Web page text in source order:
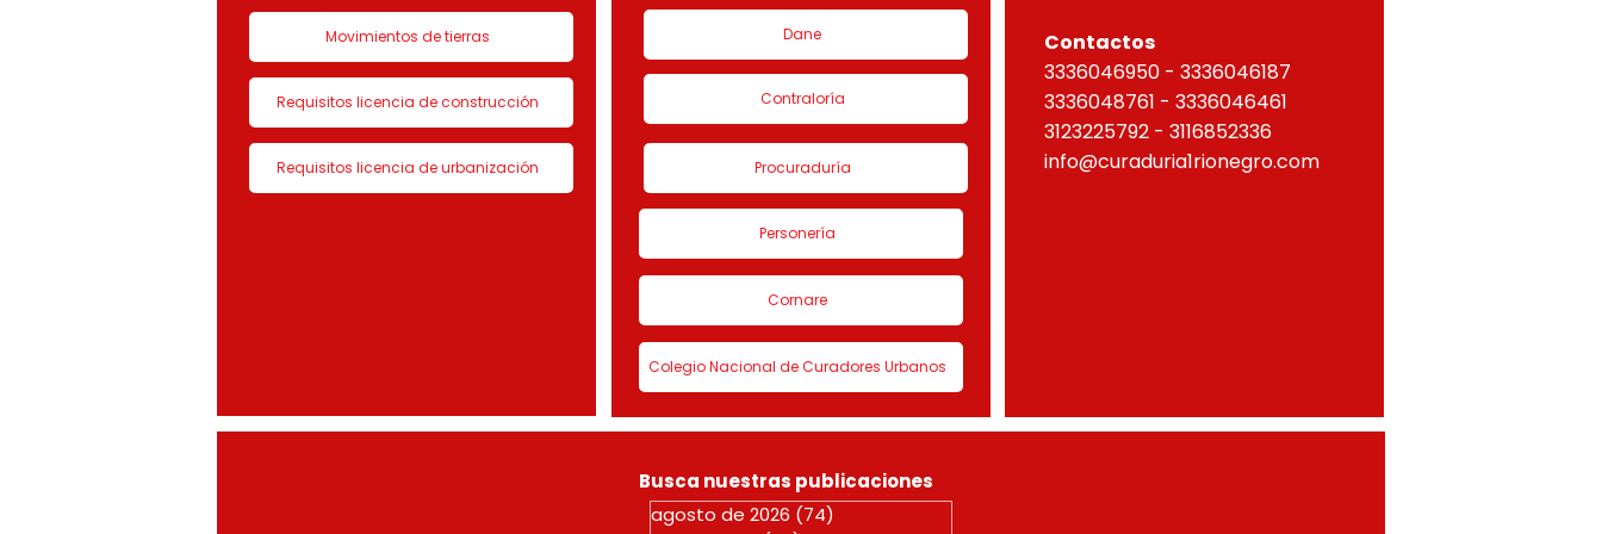
Movimientos de tierras
Requisitos licencia de construcción
Requisitos licencia de urbanización
Dane
Contraloría
Procuraduría
Personería
Cornare
Colegio Nacional de Curadores Urbanos
Contactos
3336046950 - 3336046187
3336048761 - 3336046461
3123225792 - 3116852336
info@curaduria1rionegro.com
Busca nuestras publicaciones
agosto de 2026 (74)